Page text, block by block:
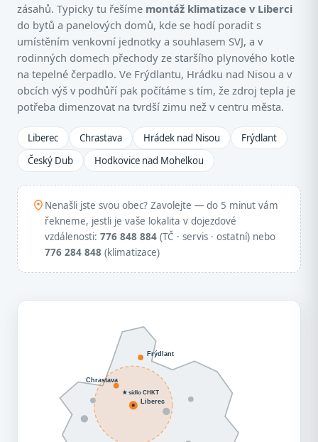
zásahů. Typicky tu řešíme montáž klimatizace v Liberci
do bytů a panelových domů, kde se hodí poradit s
umístěním venkovní jednotky a souhlasem SVJ, a v
rodinných domech přechody ze staršího plynového kotle
na tepelné čerpadlo. Ve Frýdlantu, Hrádku nad Nisou a v
obcích výš v podhůří pak počítáme s tím, že zdroj tepla je
potřeba dimenzovat na tvrdší zimu než v centru města.
Liberec Chrastava Hrádek nad Nisou
Frýdlant
Český Dub
Hodkovice nad Mohelkou
Nenašli jste svou obec? Zavolejte — do 5 minut vám
řekneme, jestli je vaše lokalita v dojezdové
vzdálenosti: 776 848 884 (TČ · servis · ostatní) nebo
776 284 848 (klimatizace)
Liberec
Chrastava
Frýdlant
★ sídlo CHKT